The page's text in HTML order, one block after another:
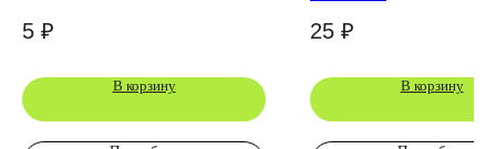
5 ₽
В корзину
25 ₽
В корзину